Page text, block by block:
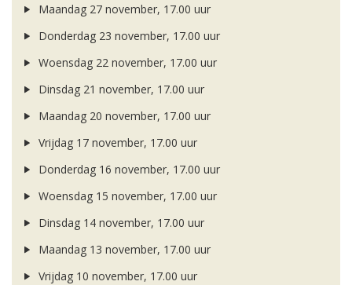
Maandag 27 november, 17.00 uur
Donderdag 23 november, 17.00 uur
Woensdag 22 november, 17.00 uur
Dinsdag 21 november, 17.00 uur
Maandag 20 november, 17.00 uur
Vrijdag 17 november, 17.00 uur
Donderdag 16 november, 17.00 uur
Woensdag 15 november, 17.00 uur
Dinsdag 14 november, 17.00 uur
Maandag 13 november, 17.00 uur
Vrijdag 10 november, 17.00 uur